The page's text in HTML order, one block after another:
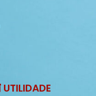
UTILIDADE